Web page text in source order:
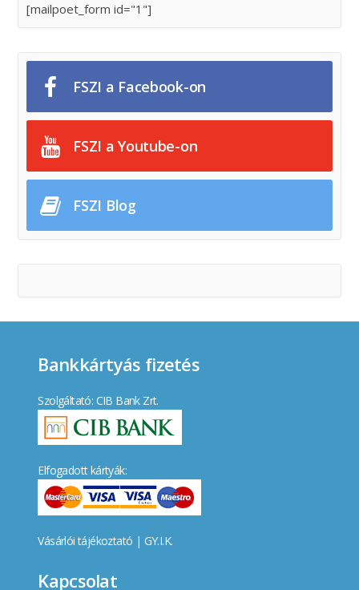
[mailpoet_form id="1"]
FSZI a Facebook-on
FSZI a Youtube-on
FSZI Blog
Bankkártyás fizetés
Szolgáltató: CIB Bank Zrt.
Elfogadott kártyák:
Vásárlói tájékoztató | GY.I.K.
Kapcsolat